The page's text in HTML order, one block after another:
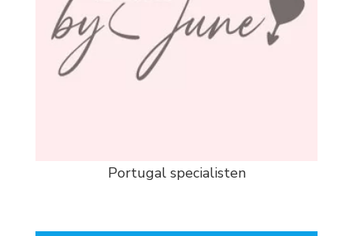
Portugal specialisten